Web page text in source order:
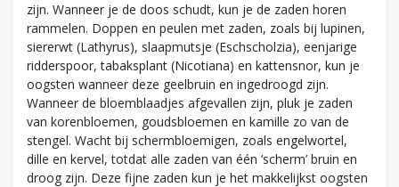
zijn. Wanneer je de doos schudt, kun je de zaden horen
rammelen. Doppen en peulen met zaden, zoals bij lupinen,
siererwt (Lathyrus), slaapmutsje (Eschscholzia), eenjarige
ridderspoor, tabaksplant (Nicotiana) en kattensnor, kun je
oogsten wanneer deze geelbruin en ingedroogd zijn.
Wanneer de bloemblaadjes afgevallen zijn, pluk je zaden
van korenbloemen, goudsbloemen en kamille zo van de
stengel. Wacht bij schermbloemigen, zoals engelwortel,
dille en kervel, totdat alle zaden van één ‘scherm’ bruin en
droog zijn. Deze fijne zaden kun je het makkelijkst oogsten